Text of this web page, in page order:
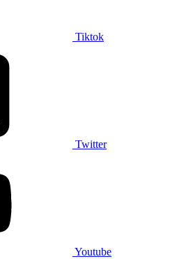
Tiktok
Twitter
Youtube